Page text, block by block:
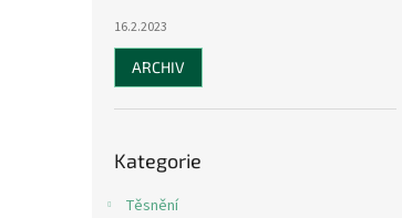
16.2.2023
ARCHIV
kategorie
Kategorie
Těsnění